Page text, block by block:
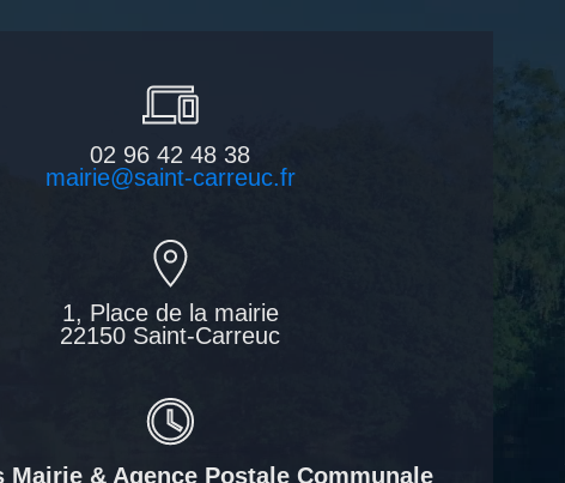
02 96 42 48 38
mairie@saint-carreuc.fr
1, Place de la mairie
22150 Saint-Carreuc
Mairie & Agence Postale Communale